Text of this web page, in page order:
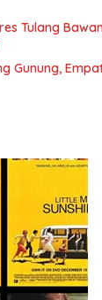
Tulang
Gunung,